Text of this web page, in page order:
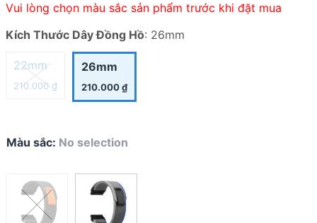
Vui lòng chọn màu sắc sản phẩm trước khi đặt mua
Kích Thước Dây Đồng Hồ: 26mm
22mm
210.000₫
26mm
210.000₫
Màu sắc: No selection